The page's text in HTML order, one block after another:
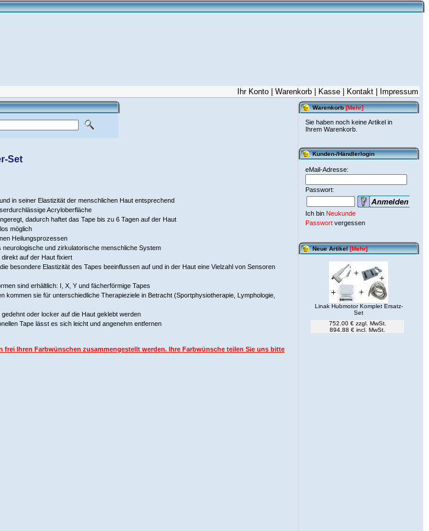
Ihr Konto Warenkorb Kasse Kontakt Impressum
Set
in seiner Elastizität der menschlichen Haut entsprechend
Acryloberfläche
dadurch haftet das Tape bis zu 6 Tagen auf der Haut
möglich
Heilungsprozessen
neurologische und zirkulatorische menschliche System
direkt auf der Haut fixiert
besondere Elastizität des Tapes beeinflussen auf und in der Haut eine Vielzahl von Sensoren
sind erhältlich: I, X, Y und fächerförmige Tapes
kommen sie für unterschiedliche Therapieziele in Betracht (Sportphysiotherapie, Lymphologie,
oder locker auf die Haut geklebt werden
Tape lässt es sich leicht und angenehm entfernen
frei Ihren Farbwünschen zusammengestellt werden. Ihre Farbwünsche teilen Sie uns bitte
Warenkorb[Mehr]
Sie haben noch keine Artikel in
Ihrem Warenkorb.
Kunden-/Händlerlogin
eMail-Adresse:
Passwort:
Ich bin Neukunde
Passwort vergessen
Neue Artikel[Mehr]
Linak Hubmotor Komplet Ersatz-
Set
752.00 € zzgl. MwSt.
894.88 € incl. MwSt.